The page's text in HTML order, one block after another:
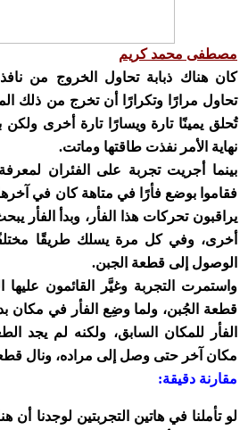
مصطفى محمد كريم
كان هناك ذبابة تحاول الخروج من
تحاول مرارًا وتكرارًا أن تخرج من ذلك
تُحلق يمينًا تارة ويسارًا تارة أخرى ولكن
نهاية الأمر نفذت طاقتها وماتت.
بينما أجريت تجربة على الفئران
فقاموا بوضع فأرًا في متاهة كان في
يراقبون تحركات هذا الفأر، وبدأ الفأر
أخرى، وفي كل مرة يسلك طريقًا
الوصول إلى قطعة الجبن.
واستمرت التجربة وغيَّر القائمون
قطعة الجُبن، ولما وضِع الفأر في مكان
الفأر للمكان السابق، ولكنه لم يجد
مكان آخر حتى وصل إلى مراده، ونال
مقارنة دقيقة:
لو تأملنا في هاتين التجربتين لوجدنا أن